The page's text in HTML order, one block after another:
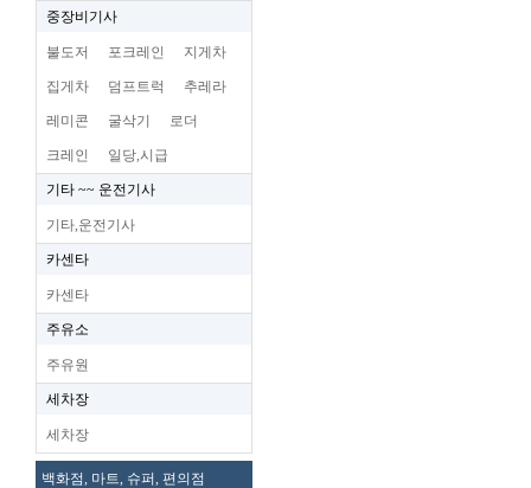
중장비기사
불도저 포크레인 지게차
집게차 덤프트럭 추레라
레미콘 굴삭기 로더
크레인 일당,시급
기타 ~~ 운전기사
기타,운전기사
카센타
카센타
주유소
주유원
세차장
세차장
백화점, 마트, 슈퍼, 편의점